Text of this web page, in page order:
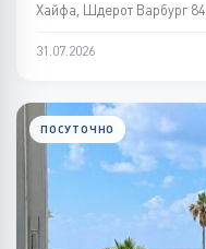
Хайфа, Шдерот Варбург 84
31.07.2026
ПОСУТОЧНО